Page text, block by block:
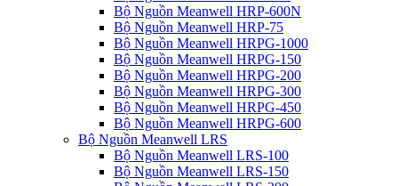
Bộ Nguồn Meanwell HRP-600N
Bộ Nguồn Meanwell HRP-75
Bộ Nguồn Meanwell HRPG-1000
Bộ Nguồn Meanwell HRPG-150
Bộ Nguồn Meanwell HRPG-200
Bộ Nguồn Meanwell HRPG-300
Bộ Nguồn Meanwell HRPG-450
Bộ Nguồn Meanwell HRPG-600
Bộ Nguồn Meanwell LRS
Bộ Nguồn Meanwell LRS-100
Bộ Nguồn Meanwell LRS-150